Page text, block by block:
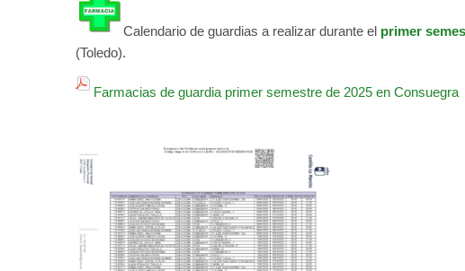
Calendario de guardias a realizar durante el primer
(Toledo).
Farmacias de guardia primer semestre de 2025 en Consuegra